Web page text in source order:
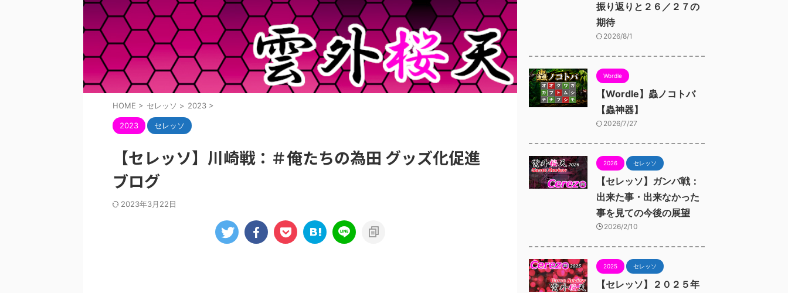
HOME > セレッソ > 2023 >
2023 セレッソ
【セレッソ】川崎戦：＃俺たちの為田 グッズ化促進
ブログ
2023年3月22日
振り返りと２６／２７の
期待
2026/8/1
Wordle
【Wordle】蟲ノコトバ
【蟲神器】
2026/7/27
2026 セレッソ
【セレッソ】ガンバ戦：
出来た事・出来なかった
事を見ての今後の展望
2026/2/10
2025 セレッソ
【セレッソ】２０２５年